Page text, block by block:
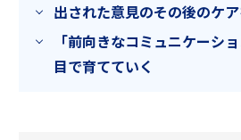
出された意見のその後のケ
「前向きなコミュニケーシ
目で育てていく